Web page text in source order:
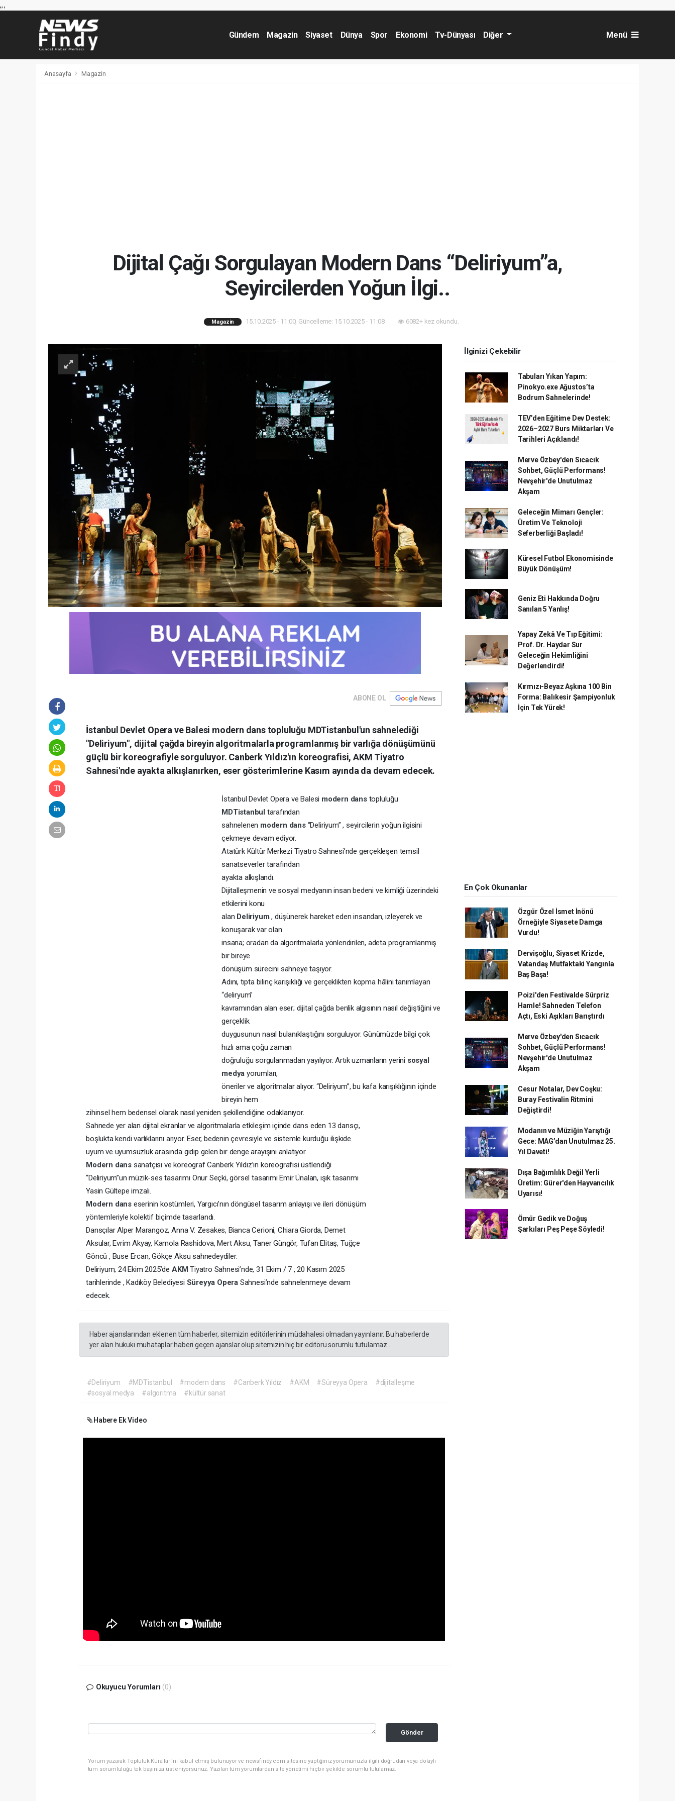
,,,
Gündem Magazin Siyaset Dünya Spor Ekonomi Tv-Dünyası Diğer Menü
Anasayfa Magazin
Dijital Çağı Sorgulayan Modern Dans “Deliriyum”a,
Seyircilerden Yoğun İlgi..
Magazin 15.10.2025 - 11:00, Güncelleme: 15.10.2025 - 11:08 6082+ kez okundu.
ABONE OL
İstanbul Devlet Opera ve Balesi modern dans topluluğu MDTistanbul'un sahnelediği
"Deliriyum", dijital çağda bireyin algoritmalarla programlanmış bir varlığa dönüşümünü
güçlü bir koreografiyle sorguluyor. Canberk Yıldız'ın koreografisi, AKM Tiyatro
Sahnesi'nde ayakta alkışlanırken, eser gösterimlerine Kasım ayında da devam edecek.
İstanbul Devlet Opera ve Balesi modern dans topluluğu
MDTistanbul tarafından
sahnelenen modern dans “Deliriyum” , seyircilerin yoğun ilgisini
çekmeye devam ediyor.
Atatürk Kültür Merkezi Tiyatro Sahnesi’nde gerçekleşen temsil
sanatseverler tarafından
ayakta alkışlandı.
Dijitalleşmenin ve sosyal medyanın insan bedeni ve kimliği üzerindeki
etkilerini konu
alan Deliriyum, düşünerek hareket eden insandan, izleyerek ve
konuşarak var olan
insana; oradan da algoritmalarla yönlendirilen, adeta programlanmış
bir bireye
dönüşüm sürecini sahneye taşıyor.
Adını, tıpta bilinç karışıklığı ve gerçeklikten kopma hâlini tanımlayan
“deliryum”
kavramından alan eser; dijital çağda benlik algısının nasıl değiştiğini ve
gerçeklik
duygusunun nasıl bulanıklaştığını sorguluyor. Günümüzde bilgi çok
hızlı ama çoğu zaman
doğruluğu sorgulanmadan yayılıyor. Artık uzmanların yerini sosyal
medya yorumları,
öneriler ve algoritmalar alıyor. “Deliriyum”, bu kafa karışıklığının içinde
bireyin hem
zihinsel hem bedensel olarak nasıl yeniden şekillendiğine odaklanıyor.
Sahnede yer alan dijital ekranlar ve algoritmalarla etkileşim içinde dans eden 13 dansçı,
boşlukta kendi varlıklarını arıyor. Eser, bedenin çevresiyle ve sistemle kurduğu ilişkide
uyum ve uyumsuzluk arasında gidip gelen bir denge arayışını anlatıyor.
Modern dans sanatçısı ve koreograf Canberk Yıldız’ın koreografisi üstlendiği
“Deliriyum”un müzik-ses tasarımı Onur Seçki, görsel tasarımı Emir Ünalan, ışık tasarımı
Yasin Gültepe imzalı.
Modern dans eserinin kostümleri, Yargıcı’nın döngüsel tasarım anlayışı ve ileri dönüşüm
yöntemleriyle kolektif biçimde tasarlandı.
Dansçılar Alper Marangoz, Anna V. Zesakes, Bianca Cerioni, Chiara Giorda, Demet
Aksular, Evrim Akyay, Kamola Rashidova, Mert Aksu, Taner Güngör, Tufan Elitaş, Tuğçe
Göncü , Buse Ercan, Gökçe Aksu sahnedeydiler.
Deliriyum, 24 Ekim 2025’de AKMTiyatro Sahnesi’nde, 31 Ekim / 7 , 20 Kasım 2025
tarihlerinde , Kadıköy Belediyesi Süreyya Opera Sahnesi’nde sahnelenmeye devam
edecek.
Haber ajanslarından eklenen tüm haberler, sitemizin editörlerinin müdahalesi olmadan yayınlanır. Bu haberlerde
yer alan hukuki muhataplar haberi geçen ajanslar olup sitemizin hiç bir editörü sorumlu tutulamaz...
#Deliriyum #MDTistanbul #modern dans #Canberk Yıldız #AKM #Süreyya Opera
#dijitalleşme
#sosyal medya
#algoritma #kültür sanat
Habere Ek Video
Okuyucu Yorumları (0)
Gönder
Yorum yazarak Topluluk Kuralları’nı kabul etmiş bulunuyor ve newsfindy.com sitesine yaptığınız yorumunuzla ilgili doğrudan veya dolaylı
tüm sorumluluğu tek başınıza üstleniyorsunuz. Yazılan tüm yorumlardan site yönetimi hiçbir şekilde sorumlu tutulamaz.
İlginizi Çekebilir
Tabuları Yıkan Yapım:
Pinokyo.exe Ağustos’ta
Bodrum Sahnelerinde!
TEV’den Eğitime Dev Destek:
2026–2027 Burs Miktarları Ve
Tarihleri Açıklandı!
Merve Özbey'den Sıcacık
Sohbet, Güçlü Performans!
Nevşehir'de Unutulmaz
Akşam
Geleceğin Mimarı Gençler:
Üretim Ve Teknoloji
Seferberliği Başladı!
Küresel Futbol Ekonomisinde
Büyük Dönüşüm!
Geniz Eti Hakkında Doğru
Sanılan 5 Yanlış!
Yapay Zekâ Ve Tıp Eğitimi:
Prof. Dr. Haydar Sur
Geleceğin Hekimliğini
Değerlendirdi!
Kırmızı-Beyaz Aşkına 100 Bin
Forma: Balıkesir Şampiyonluk
İçin Tek Yürek!
En Çok Okunanlar
Özgür Özel İsmet İnönü
Örneğiyle Siyasete Damga
Vurdu!
Dervişoğlu, Siyaset Krizde,
Vatandaş Mutfaktaki Yangınla
Baş Başa!
Poizi'den Festivalde Sürpriz
Hamle! Sahneden Telefon
Açtı, Eski Aşıkları Barıştırdı
Merve Özbey'den Sıcacık
Sohbet, Güçlü Performans!
Nevşehir'de Unutulmaz
Akşam
Cesur Notalar, Dev Coşku:
Buray Festivalin Ritmini
Değiştirdi!
Modanın ve Müziğin Yarıştığı
Gece: MAG’dan Unutulmaz 25.
Yıl Daveti!
Dışa Bağımlılık Değil Yerli
Üretim: Gürer'den Hayvancılık
Uyarısı!
Ömür Gedik ve Doğuş
Şarkıları Peş Peşe Söyledi!